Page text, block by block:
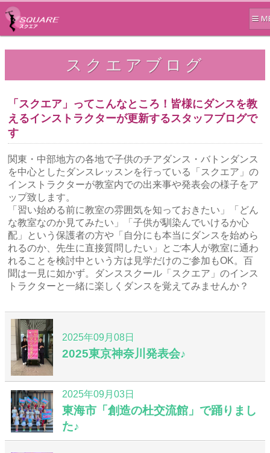
スクエアブログ
「スクエア」ってこんなところ！皆様にダンスを教
えるインストラクターが更新するスタッフブログで
す
関東・中部地方の各地で子供のチアダンス・バトンダンス
を中心としたダンスレッスンを行っている「スクエア」の
インストラクターが教室内での出来事や発表会の様子をア
ップ致します。
「習い始める前に教室の雰囲気を知っておきたい」「どん
な教室なのか見てみたい」「子供が馴染んでいけるか心
配」という保護者の方や「自分にも本当にダンスを始めら
れるのか、先生に直接質問したい」とご本人が教室に通わ
れることを検討中という方は見学だけのご参加もOK。百
聞は一見に如かず。ダンススクール「スクエア」のインス
トラクターと一緒に楽しくダンスを覚えてみませんか？
2025年09月08日
2025東京神奈川発表会♪
2025年09月03日
東海市「創造の杜交流館」で踊りまし
た♪